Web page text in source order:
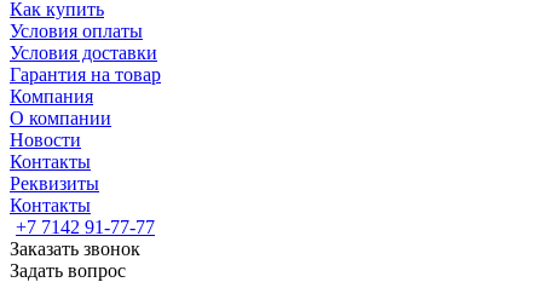
Как купить
Условия оплаты
Условия доставки
Гарантия на товар
Компания
О компании
Новости
Контакты
Реквизиты
Контакты
+7 7142 91-77-77
Заказать звонок
Задать вопрос